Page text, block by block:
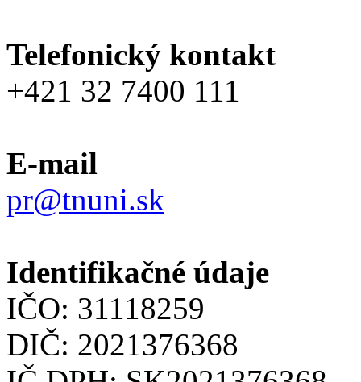
Telefonický kontakt
+421 32 7400 111
E-mail
pr@tnuni.sk
Identifikačné údaje
IČO: 31118259
DIČ: 2021376368